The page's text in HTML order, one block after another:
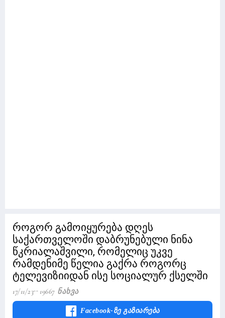
როგორ გამოიყურება დღეს
საქართველოში დაბრუნებული ნინა
წკრიალაშვილი, რომელიც უკვე
რამდენიმე წელია გაქრა როგორც
ტელევიზიიდან ისე სოციალურ ქსელში
17/11/23 19667 Ნახვა
Facebook-Ზე Გაზიარება